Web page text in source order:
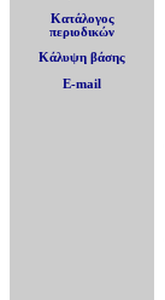
Κατάλογος
περιοδικών
Κάλυψη βάσης
E-mail